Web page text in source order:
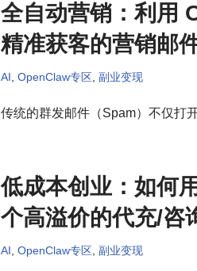
全自动营销：利用
精准获客的营销邮
AI ,OpenClaw专区 ,副业变现
传统的群发邮件（Spam）不仅打
低成本创业：如何
个高溢价的代充/咨
AI ,OpenClaw专区 ,副业变现